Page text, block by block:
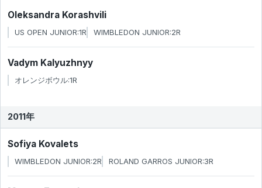
Oleksandra Korashvili
US OPEN JUNIOR:1R WIMBLEDON JUNIOR:2R
Vadym Kalyuzhnyy
オレンジボウル:1R
2011年
Sofiya Kovalets
WIMBLEDON JUNIOR:2R ROLAND GARROS JUNIOR:3R